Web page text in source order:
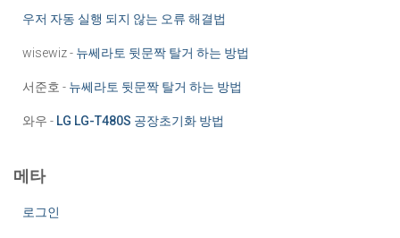
우저 자동 실행 되지 않는 오류 해결법
wisewiz- 뉴쎄라토 뒷문짝 탈거 하는 방법
서준호 - 뉴쎄라토 뒷문짝 탈거 하는 방법
와우 - LG LG-T480S 공장초기화 방법
메타
로그인